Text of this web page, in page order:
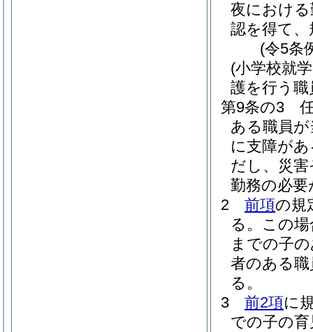
夜におけ
認を得て
(令5条
(小学校就
護を行う
第9条の3
ある職員
に支障が
だし、災
勤務の必
2
前項の規
る。 この
までの子
者のある
る。
3
前2項に
での子の